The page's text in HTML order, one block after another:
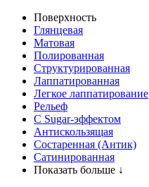
Поверхность
Глянцевая
Матовая
Полированная
Структурированная
Лаппатированная
Легкое лаппатирование
Рельеф
С Sugar-эффектом
Антискользящая
Состаренная (Антик)
Сатинированная
Показать больше ↓